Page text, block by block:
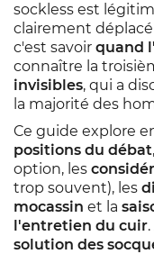
sockless est
clairement
c'est savoir quand
connaître la
invisibles, qui a
la majorité des
Ce guide explore
positions du débat
option, les
trop souvent), les
mocassin et la
l'entretien du cuir
solution des